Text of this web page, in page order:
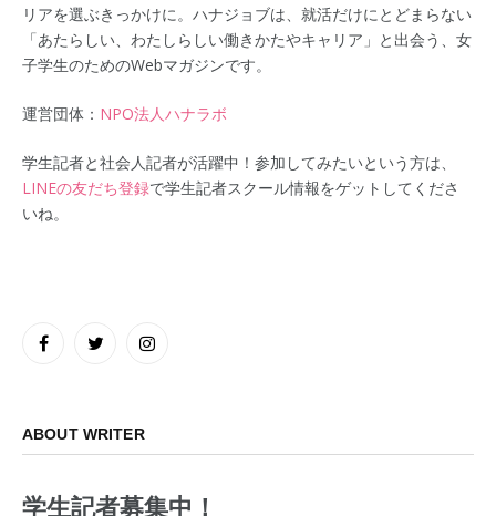
リアを選ぶきっかけに。ハナジョブは、就活だけにとどまらない
「あたらしい、わたしらしい働きかたやキャリア」と出会う、女
子学生のためのWebマガジンです。
運営団体： NPO法人ハナラボ
学生記者と社会人記者が活躍中！参加してみたいという方は、
LINEの友だち登録で学生記者スクール情報をゲットしてくださ
いね。
FacebookTwitter Instagram
ABOUT WRITER
学生記者募集中！